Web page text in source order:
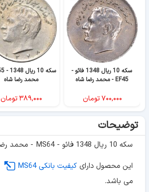
سکه 10 ریال 1348 فائو -
EF45 - محمد رضا شاه
۷۰۰,۰۰۰تومان
محمد رضا شاه
۳۸۹,۰۰۰تومان
توضیحات
سکه 10 ریال 1348 فائو - MS64 - محمد رضا شاه
این محصول دارای کیفیت بانکی MS64
می باشد.